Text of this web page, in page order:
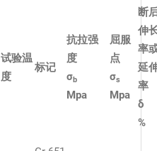
试验温
度
标记
抗拉强
度
σb
Mpa
屈服
点
σs
Mpa
断
伸
率
延
率
δ
%